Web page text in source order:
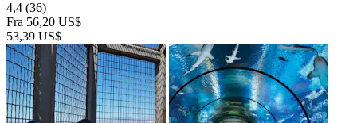
4,4 (36)
Fra 56,20 US$
53,39 US$